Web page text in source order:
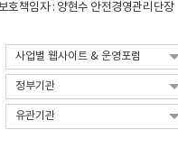
호책임자 : 양현수 안전경영관리단장